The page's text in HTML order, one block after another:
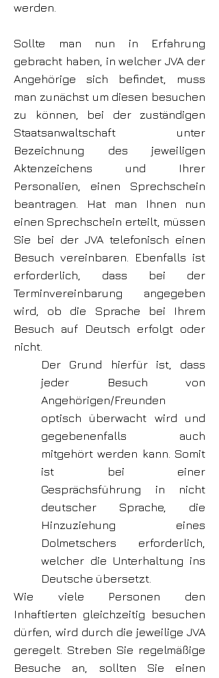
werden.
Sollte man nun in Erfahrung
gebracht haben, in welcher JVA der
Angehörige sich befindet, muss
man zunächst um diesen besuchen
zu können, bei der zuständigen
Staatsanwaltschaft unter
Bezeichnung des jeweiligen
Aktenzeichens und Ihrer
Personalien, einen Sprechschein
beantragen. Hat man Ihnen nun
einen Sprechschein erteilt, müssen
Sie bei der JVA telefonisch einen
Besuch vereinbaren. Ebenfalls ist
erforderlich, dass bei der
Terminvereinbarung angegeben
wird, ob die Sprache bei Ihrem
Besuch auf Deutsch erfolgt oder
nicht.
Der Grund hierfür ist, dass
jeder Besuch von
Angehörigen/Freunden
optisch überwacht wird und
gegebenenfalls auch
mitgehört werden kann. Somit
ist bei einer
Gesprächsführung in nicht
deutscher Sprache, die
Hinzuziehung eines
Dolmetschers erforderlich,
welcher die Unterhaltung ins
Deutsche übersetzt.
Wie viele Personen den
Inhaftierten gleichzeitig besuchen
dürfen, wird durch die jeweilige JVA
geregelt. Streben Sie regelmäßige
Besuche an, sollten Sie einen